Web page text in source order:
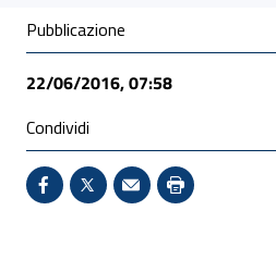
Condivisione social
Pubblicazione
22/06/2016, 07:58
Condividi
Condividi su Facebook -
X - Sito esterno -
Invio Mail: apre
Stampa